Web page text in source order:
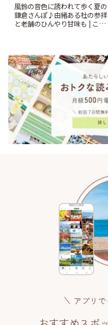
風鈴の音色に誘われて歩く夏の
鎌倉さんぽ♪由緒ある社の参拝
と老舗のひんやり甘味も | こと
アプリ